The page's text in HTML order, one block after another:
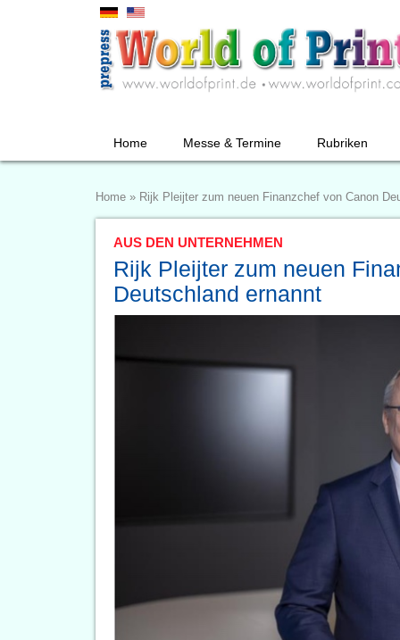
Home Messe & Termine Rubriken
Home » Rijk Pleijter zum neuen Finanzchef von Canon
AUS DEN UNTERNEHMEN
Rijk Pleijter zum neuen
Deutschland ernannt